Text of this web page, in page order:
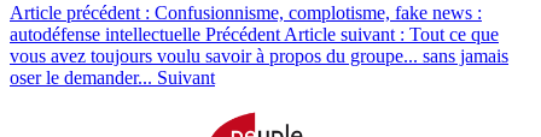
Article précédent : Confusionnisme, complotisme, fake news :
autodéfense intellectuelle Précédent Article suivant : Tout ce que
vous avez toujours voulu savoir à propos du groupe... sans jamais
oser le demander... Suivant